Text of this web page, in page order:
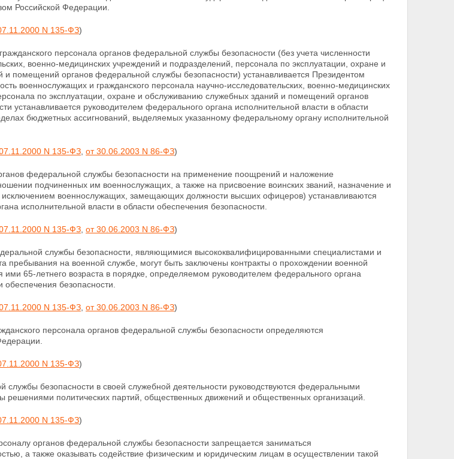
Российской Федерации.
N 135-ФЗ)
персонала органов федеральной службы безопасности (без учета численности
военно-медицинских учреждений и подразделений, персонала по эксплуатации, охране и
и помещений органов федеральной службы безопасности) устанавливается Президентом
военнослужащих и гражданского персонала научно-исследовательских, военно-медицинских
по эксплуатации, охране и обслуживанию служебных зданий и помещений органов
устанавливается руководителем федерального органа исполнительной власти в области
бюджетных ассигнований, выделяемых указанному федеральному органу исполнительной
N 135-ФЗ от 30.06.2003 N 86-ФЗ)
федеральной службы безопасности на применение поощрений и наложение
подчиненных им военнослужащих, а также на присвоение воинских званий, назначение и
исключением военнослужащих, замещающих должности высших офицеров) устанавливаются
исполнительной власти в области обеспечения безопасности.
N 135-ФЗ от 30.06.2003 N 86-ФЗ)
службы безопасности, являющимися высококвалифицированными специалистами и
пребывания на военной службе, могут быть заключены контракты о прохождении военной
65-летнего возраста в порядке, определяемом руководителем федерального органа
обеспечения безопасности.
N 135-ФЗ от 30.06.2003 N 86-ФЗ)
персонала органов федеральной службы безопасности определяются
N 135-ФЗ)
службы безопасности в своей служебной деятельности руководствуются федеральными
решениями политических партий, общественных движений и общественных организаций.
N 135-ФЗ)
органов федеральной службы безопасности запрещается заниматься
а также оказывать содействие физическим и юридическим лицам в осуществлении такой